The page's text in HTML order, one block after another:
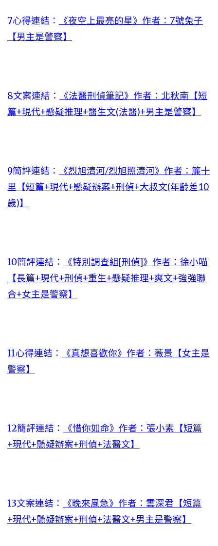
7心得連結：
《夜空上最亮的星》作者：7號兔子
【男主是警察】
8文案連結：
《法醫刑偵筆記》作者：北秋南【短
篇+現代+懸疑推理+醫生文(法醫)+男主是警察】
9簡評連結：
《烈旭清河/烈旭照清河》作者：簾十
里【短篇+現代+懸疑辦案+刑偵+大叔文(年齡差10
歲)】
10簡評連結：
《特別調查組[刑偵]》作者：徐小喵
【長篇+現代+刑偵+重生+懸疑推理+爽文+強強聯
合+女主是警察】
11心得連結：
《真想喜歡你》作者：薇景【女主是
警察】
12簡評連結：
《惜你如命》作者：張小素【短篇
+現代+懸疑辦案+刑偵+法醫文】
13文案連結：
《晚來風急》作者：雲深君【短篇
+現代+懸疑辦案+刑偵+法醫文+男主是警察】